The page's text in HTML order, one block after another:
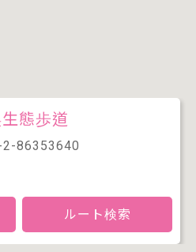
態歩道
86353640
ルート検索